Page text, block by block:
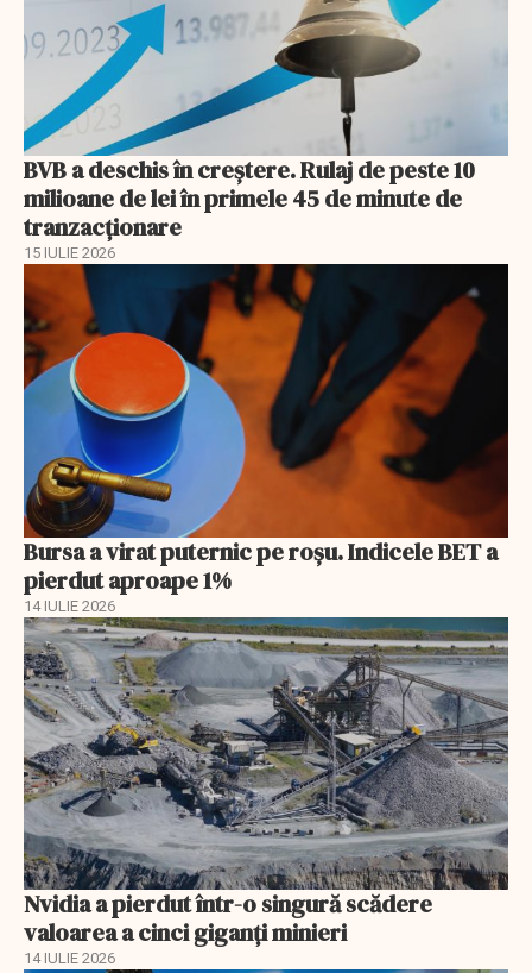
BVB a deschis în creştere. Rulaj de peste 10
milioane de lei în primele 45 de minute de
tranzacționare
15 IULIE 2026
Bursa a virat puternic pe roșu. Indicele BET a
pierdut aproape 1%
14 IULIE 2026
Nvidia a pierdut într-o singură scădere
valoarea a cinci giganți minieri
14 IULIE 2026